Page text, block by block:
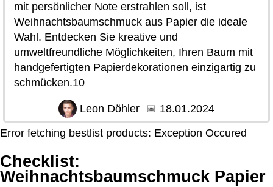
mit persönlicher Note erstrahlen soll, ist
Weihnachtsbaumschmuck aus Papier die ideale
Wahl. Entdecken Sie kreative und
umweltfreundliche Möglichkeiten, Ihren Baum mit
handgefertigten Papierdekorationen einzigartig zu
schmücken.10
Leon Döhler 📅 18.01.2024
Error fetching bestlist products: Exception Occured
Checklist:
Weihnachtsbaumschmuck Papier